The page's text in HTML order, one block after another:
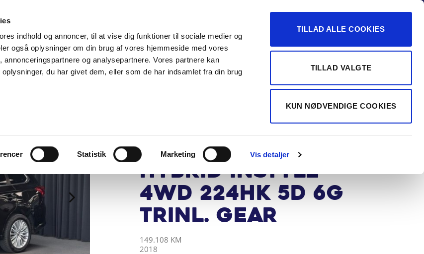
indhold og annoncer, til at vise dig funktioner til sociale medier og
også oplysninger om din brug af vores hjemmeside med vores
annonceringspartnere og analysepartnere. Vores partnere kan
du har givet dem, eller som de har indsamlet fra din brug
Statistik Marketing Vis detaljer
TILLAD ALLE COOKIES
TILLAD VALGTE
KUN NØDVENDIGE COOKIES
VAREBIL KØB BIL KONTAKT OS ARTIKLER FIND FORHANDLER Vurdér min bil
Outlander 2,4
PHEV Plugin-
hybrid Instyle
4WD 224HK 5d 6g
Trinl. Gear
KILOMETER
149.108 KM
ÅRGANG
2018
BY
DRIVMIDDEL